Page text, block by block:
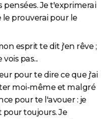
pensées. Je t'exprimerai
prouverai pour le
esprit te dit j'en rêve ;
pas...
pour te dire ce que j'ai
moi-même et malgré
pour te l'avouer : je
toujours. Je